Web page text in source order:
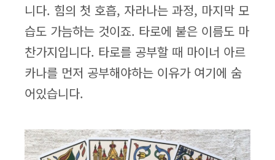
니다. 힘의 첫 호흡, 자라나는 과정, 마지막 모
습도 가늠하는 것이죠. 타로에 붙은 이름도 마
찬가지입니다. 타로를 공부할 때 마이너 아르
카나를 먼저 공부해야하는 이유가 여기에 숨
어있습니다.